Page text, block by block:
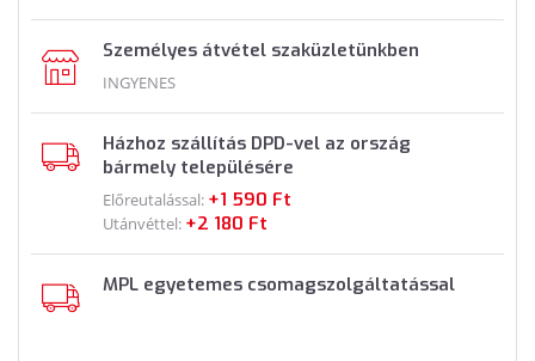
Személyes átvétel szaküzletünkben
INGYENES
Házhoz szállítás DPD-vel az ország
bármely településére
Előreutalással: +1 590 Ft
Utánvéttel: +2 180 Ft
MPL egyetemes csomagszolgáltatással